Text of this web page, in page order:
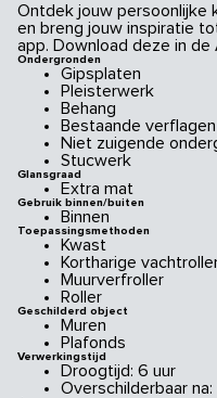
Ontdek jouw persoonlijke
en breng jouw inspiratie
app. Download deze in
Ondergronden
Gipsplaten
Pleisterwerk
Behang
Bestaande verflagen
Niet zuigende
Stucwerk
Glansgraad
Extra mat
Gebruik binnen/buiten
Binnen
Toepassingsmethoden
Kwast
Kortharige
Muurverfroller
Roller
Geschilderd object
Muren
Plafonds
Verwerkingstijd
Droogtijd: 6 uur
Overschilderbaar na: